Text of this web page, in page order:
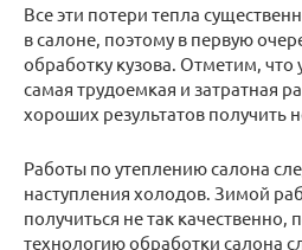
Все эти потери тепла
в салоне, поэтому в первую
обработку кузова. Отметим, что
самая трудоемкая и затратная
хороших результатов получить
Работы по утеплению салона
наступления холодов. Зимой
получиться не так качественно,
технологию обработки салона